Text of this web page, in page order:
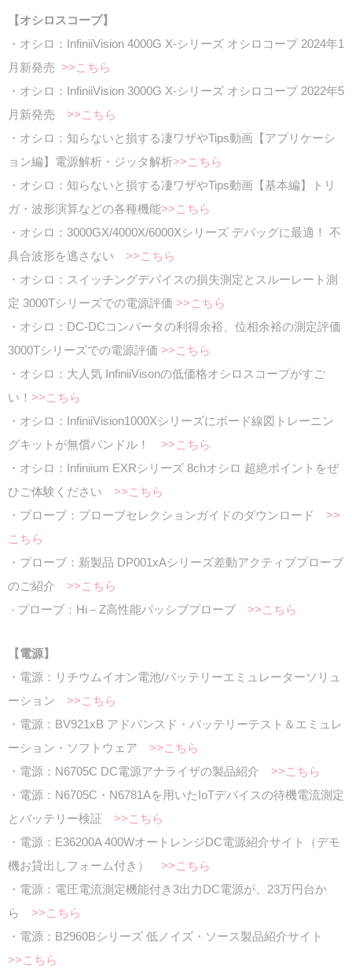
【オシロスコープ】
・オシロ：InfiniiVision 4000G X-シリーズ オシロコープ 2024年1
月新発売 >>こちら
・オシロ：InfiniiVision 3000G X-シリーズ オシロコープ 2022年5
月新発売 >>こちら
・オシロ：知らないと損する凄ワザやTips動画【アプリケーシ
ョン編】電源解析・ジッタ解析>>こちら
・オシロ：知らないと損する凄ワザやTips動画【基本編】トリ
ガ・波形演算などの各種機能>>こちら
・オシロ：3000GX/4000X/6000Xシリーズ デバッグに最適！ 不
具合波形を逃さない >>こちら
・オシロ：スイッチングデバイスの損失測定とスルーレート測
定 3000Tシリーズでの電源評価 >>こちら
・オシロ：DC-DCコンバータの利得余裕、位相余裕の測定評価
3000Tシリーズでの電源評価 >>こちら
・オシロ：大人気 InfiniiVisonの低価格オシロスコープがすご
い！ >>こちら
・オシロ：InfiniiVision1000Xシリーズにボード線図トレーニン
グキットが無償バンドル！ >>こちら
・オシロ：Infiniium EXRシリーズ 8chオシロ 超絶ポイントをぜ
ひご体験ください >>こちら
・プローブ：プローブセレクションガイドのダウンロード >>
こちら
・プローブ：新製品 DP001xAシリーズ差動アクティブプローブ
のご紹介 >>こちら
・ プローブ：Hi－Z高性能パッシブプローブ >>こちら
【電源】
・電源：リチウムイオン電池/バッテリーエミュレーターソリュ
ーション >>こちら
・電源：BV921xB アドバンスド・バッテリーテスト＆エミュレ
ーション・ソフトウェア >>こちら
・電源：N6705C DC電源アナライザの製品紹介 >>こちら
・電源：N6705C・N6781Aを用いたIoTデバイスの待機電流測定
とバッテリー検証 >>こちら
・電源：E36200A 400WオートレンジDC電源紹介サイト（デモ
機お貸出しフォーム付き） >>こちら
・電源：電圧電流測定機能付き3出力DC電源が、23万円台か
ら >>こちら
・電源：B2960Bシリーズ 低ノイズ・ソース製品紹介サイト
>>こちら